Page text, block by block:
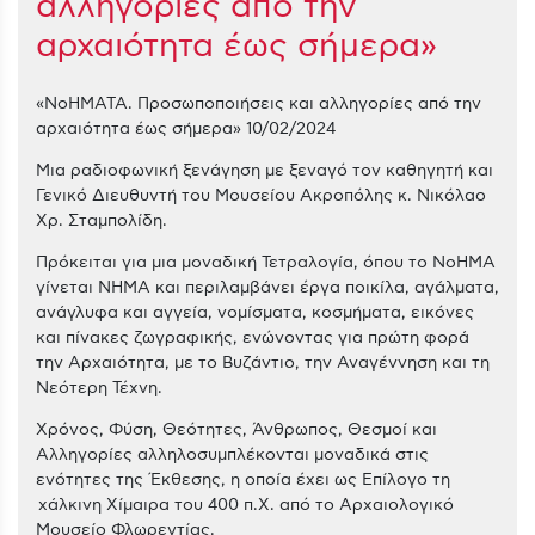
αρχαιότητα έως σήμερα»
«ΝοΗΜΑΤΑ. Προσωποποιήσεις και αλληγορίες από την
αρχαιότητα έως σήμερα» 10/02/2024
Μια ραδιοφωνική ξενάγηση με ξεναγό τον καθηγητή και
Γενικό Διευθυντή του Μουσείου Ακροπόλης κ. Νικόλαο
Χρ. Σταμπολίδη.
Πρόκειται για μια μοναδική Τετραλογία, όπου το ΝοΗΜΑ
γίνεται ΝΗΜΑ και περιλαμβάνει έργα ποικίλα, αγάλματα,
ανάγλυφα και αγγεία, νομίσματα, κοσμήματα, εικόνες
και πίνακες ζωγραφικής, ενώνοντας για πρώτη φορά
την Αρχαιότητα, με το Βυζάντιο, την Αναγέννηση και τη
Νεότερη Τέχνη.
Χρόνος, Φύση, Θεότητες, Άνθρωπος, Θεσμοί και
Αλληγορίες αλληλοσυμπλέκονται μοναδικά στις
ενότητες της Έκθεσης, η οποία έχει ως Επίλογο τη
χάλκινη Χίμαιρα του 400 π.Χ. από το Αρχαιολογικό
Μουσείο Φλωρεντίας.